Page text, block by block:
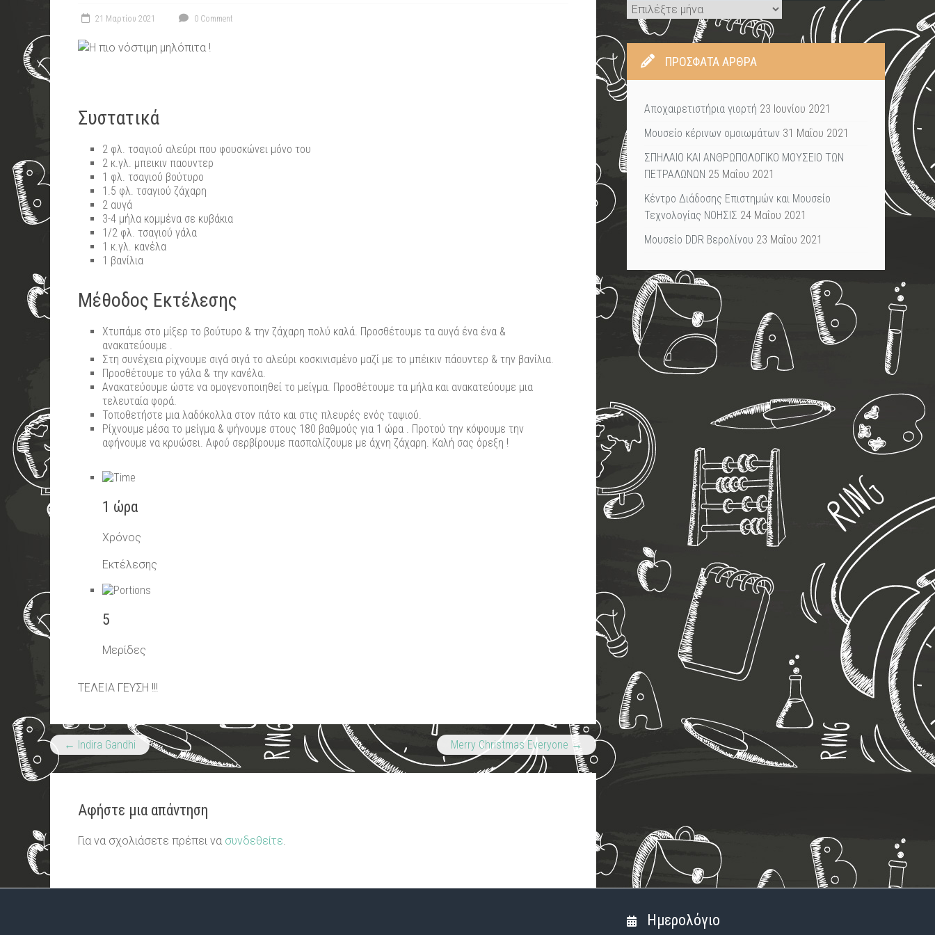
21 Μαρτίου 2021 0 Comment
Συστατικά
2 φλ. τσαγιού αλεύρι που φουσκώνει μόνο του
2 κ.γλ. μπεικιν παουντερ
1 φλ. τσαγιού βούτυρο
1.5 φλ. τσαγιού ζάχαρη
2 αυγά
3-4 μήλα κομμένα σε κυβάκια
1/2 φλ. τσαγιού γάλα
1 κ.γλ. κανέλα
1 βανίλια
Μέθοδος Εκτέλεσης
Χτυπάμε στο μίξερ το βούτυρο & την ζάχαρη πολύ καλά. Προσθέτουμε τα αυγά ένα ένα &
ανακατεύουμε .
Στη συνέχεια ρίχνουμε σιγά σιγά το αλεύρι κοσκινισμένο μαζί με το μπέικιν πάουντερ & την βανίλια.
Προσθέτουμε το γάλα & την κανέλα.
Ανακατεύουμε ώστε να ομογενοποιηθεί το μείγμα. Προσθέτουμε τα μήλα και ανακατεύουμε μια
τελευταία φορά.
Τοποθετήστε μια λαδόκολλα στον πάτο και στις πλευρές ενός ταψιού.
Ρίχνουμε μέσα το μείγμα & ψήνουμε στους 180 βαθμούς για 1 ώρα . Προτού την κόψουμε την
αφήνουμε να κρυώσει. Αφού σερβίρουμε πασπαλίζουμε με άχνη ζάχαρη. Καλή σας όρεξη !
1 ώρα
Χρόνος
Εκτέλεσης
5
Μερίδες
ΤΕΛΕΙΑ ΓΕΥΣΗ !!!
← Indira Gandhi Merry Christmas Everyone →
Αφήστε μια απάντηση
Για να σχολιάσετε πρέπει να συνδεθείτε.
Ιστορικό
ΠΡΌΣΦΑΤΑ ΆΡΘΡΑ
Αποχαιρετιστήρια γιορτή 23 Ιουνίου 2021
Μουσείο κέρινων ομοιωμάτων 31 Μαΐου 2021
ΣΠΗΛΑΙΟ ΚΑΙ ΑΝΘΡΩΠΟΛΟΓΙΚΟ ΜΟΥΣΕΙΟ ΤΩΝ
ΠΕΤΡΑΛΩΝΩΝ 25 Μαΐου 2021
Κέντρο Διάδοσης Επιστημών και Μουσείο
Τεχνολογίας ΝΟΗΣΙΣ 24 Μαΐου 2021
Μουσείο DDR Βερολίνου 23 Μαΐου 2021
Ημερολόγιο